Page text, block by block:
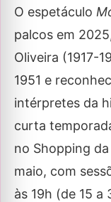
O espetáculo
palcos em
Oliveira (1917-
1951 e
intérpretes da
curta
no Shopping
maio, com
às 19h (de 15 a